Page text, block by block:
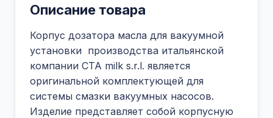
Описание товара
Корпус дозатора масла для вакуумной
установки производства итальянской
компании CTA milk s.r.l. является
оригинальной комплектующей для
системы смазки вакуумных насосов.
Изделие представляет собой корпусную